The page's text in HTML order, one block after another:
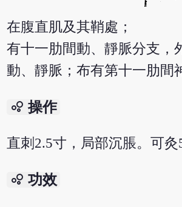
在腹直肌及其鞘處；
有十一肋間動、靜脈分支，
動、靜脈；布有第十一肋間
bubble_chart 操作
直刺2.5寸，局部沉脹。可灸
bubble_chart 功效